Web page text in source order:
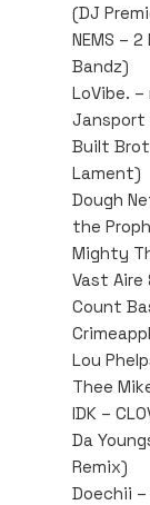
(DJ
NEMS – 2
Bandz)
LoVibe.
Jansport
Built
Lament)
Dough
the
Mighty
Vast Aire
Count
Lou
Thee
IDK –
Da
Remix)
Doechii –